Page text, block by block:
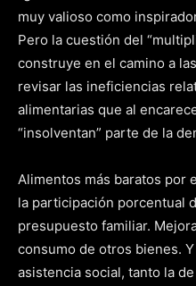
muy valioso como
Pero la cuestión del
construye en el camino a
revisar las ineficiencias
alimentarias que al
“insolventan” parte de la
Alimentos más baratos por
la participación porcentual
presupuesto familiar.
consumo de otros bienes.
asistencia social, tanto la